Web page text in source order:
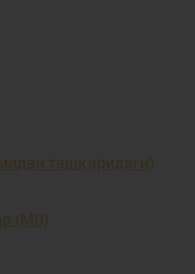
ташқаридаги)
(М0)